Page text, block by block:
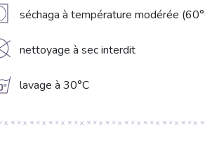
séchaga à température modérée
nettoyage à sec interdit
lavage à 30°C